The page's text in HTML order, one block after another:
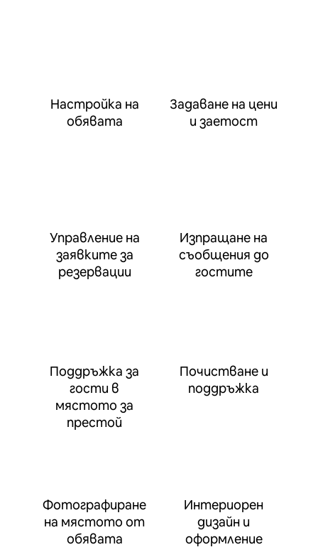
Настройка на
обявата
Задаване на цени
и заетост
Управление на
заявките за
резервации
Изпращане на
съобщения до
гостите
Поддръжка за
гости в
мястото за
престой
Почистване и
поддръжка
Фотографиране
на мястото от
обявата
Интериорен
дизайн и
оформление